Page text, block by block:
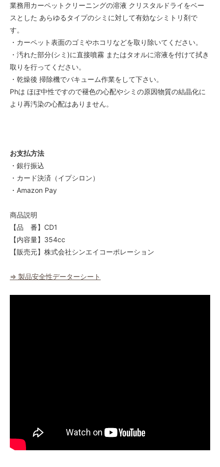
業務用カーペットクリーニングの溶液 クリスタルドライをベー
スとした あらゆるタイプのシミに対して有効なシミトリ剤で
す。
・カーペット表面のゴミやホコリなどを取り除いてください。
・汚れた部分(シミ)に直接噴霧 またはタオルに溶液を付けて拭き
取りを行ってください。
・乾燥後 掃除機でバキューム作業をして下さい。
Phは ほぼ中性ですので褪色の心配やシミの原因物質の結晶化に
より再汚染の心配はありません。
お支払方法
・銀行振込
・カード決済（イプシロン）
・Amazon Pay
商品説明
【品 番】CD1
【内容量】354cc
【販売元】株式会社シンエイコーポレーション
⇒ 製品安全性データーシート